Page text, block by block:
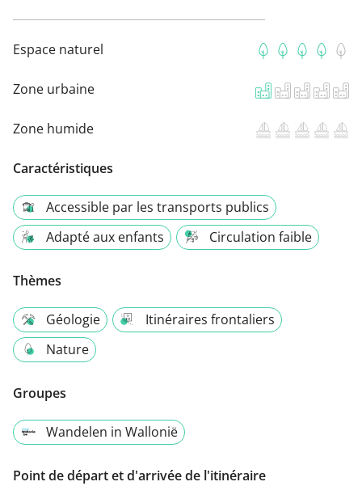
Espace naturel
Zone urbaine
Zone humide
Caractéristiques
Accessible par les transports publics
Adapté aux enfants
Circulation faible
Thèmes
Géologie
Itinéraires frontaliers
Nature
Groupes
Wandelen in Wallonië
Point de départ et d'arrivée de l'itinéraire